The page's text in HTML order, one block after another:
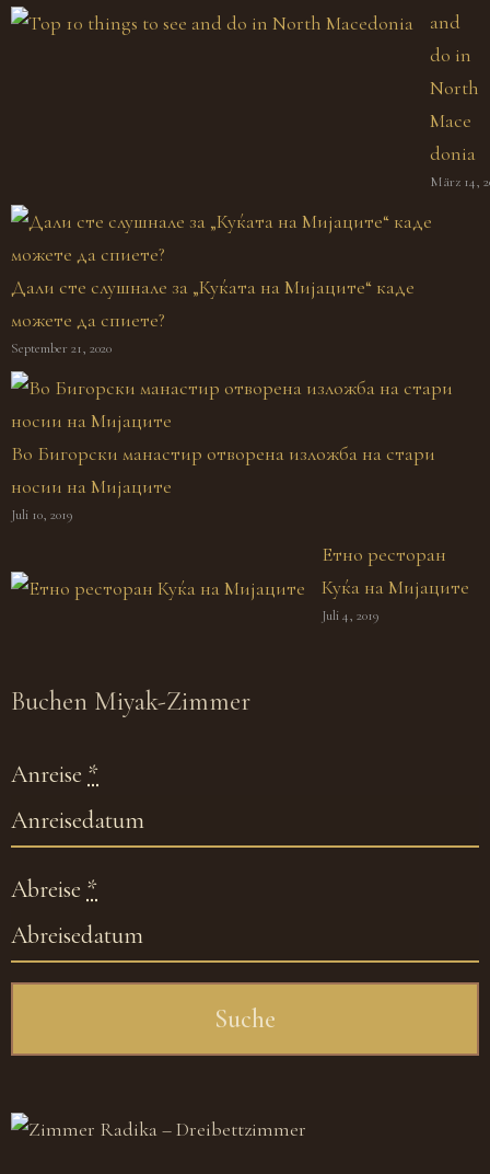
and
do in
North
Mace
donia
März 14,
Дали сте слушнале за „Куќата на Мијаците“ каде
можете да спиете?
September 21, 2020
Во Бигорски манастир отворена изложба на стари
носии на Мијаците
Juli 10, 2019
Етно ресторан
Куќа на Мијаците
Juli 4, 2019
Buchen Miyak-Zimmer
Anreise *
Abreise *